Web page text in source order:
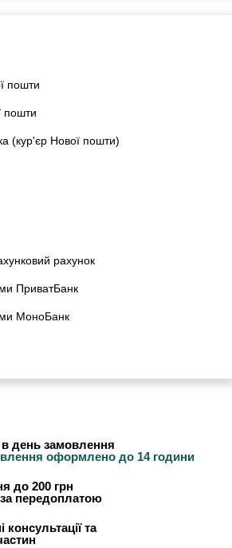
пошти
пошти
(кур'єр Нової пошти)
рахунок
ПриватБанк
МоноБанк
в день замовлення
оформлено до 14 години
до 200 грн
передоплатою
консультації та